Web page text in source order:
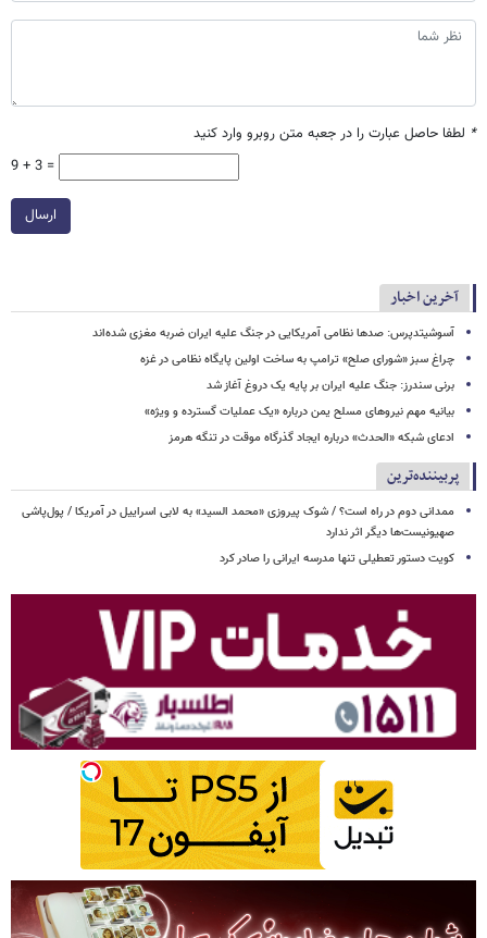
* لطفا حاصل عبارت را در جعبه متن روبرو وارد کنید
9 + 3 =
ارسال
آخرین اخبار
آسوشیتدپرس: صدها نظامی آمریکایی در جنگ علیه ایران ضربه مغزی شده‌اند
چراغ سبز «شورای صلح» ترامپ به ساخت اولین پایگاه نظامی در غزه
برنی سندرز: جنگ علیه ایران بر پایه یک دروغ آغاز شد
بیانیه مهم نیروهای مسلح یمن درباره «یک عملیات گسترده و ویژه»
ادعای شبکه «الحدث» درباره ایجاد گذرگاه موقت در تنگه هرمز
پربیننده‌ترین
ممدانی دوم در راه است؟ / شوک پیروزی «محمد السید» به لابی اسراییل در آمریکا / پول‌پاشی
صهیونیست‌ها دیگر اثر ندارد
کویت دستور تعطیلی تنها مدرسه ایرانی را صادر کرد